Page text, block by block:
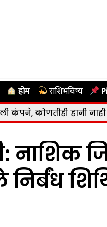
होम राशिभविष्य
हानी नाही | नाशिक
नाशिक